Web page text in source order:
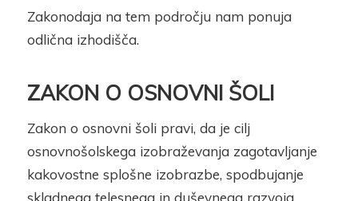
Zakonodaja na tem področju nam ponuja
odlična izhodišča.
ZAKON O OSNOVNI ŠOLI
Zakon o osnovni šoli pravi, da je cilj
osnovnošolskega izobraževanja zagotavljanje
kakovostne splošne izobrazbe, spodbujanje
skladnega telesnega in duševnega razvoja